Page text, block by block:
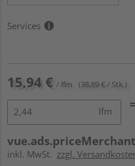
Services
15,94 € / lfm (38,89 € / Stk.)
lfm
inkl. MwSt. zzgl.